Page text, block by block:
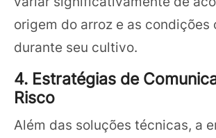
origem do arroz e as condições
durante seu cultivo.
4. Estratégias de
Risco
Além das soluções técnicas, a